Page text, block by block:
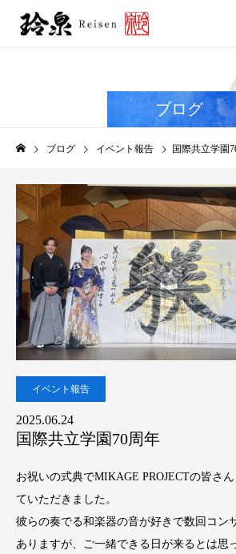
ブログ
ブログ イベント報告 国際共立学園
イベント報告
2025.06.24
国際共立学園70周年
お祝いの式典でMIKAGE PROJECTの皆さ
ていただきました。
彼らの奏でる和楽器の音が好きで数回コン
ありますが、ご一緒できる日が来るとは思